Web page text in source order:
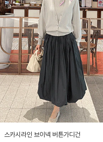
스카시라인 브이넥 버튼가디건